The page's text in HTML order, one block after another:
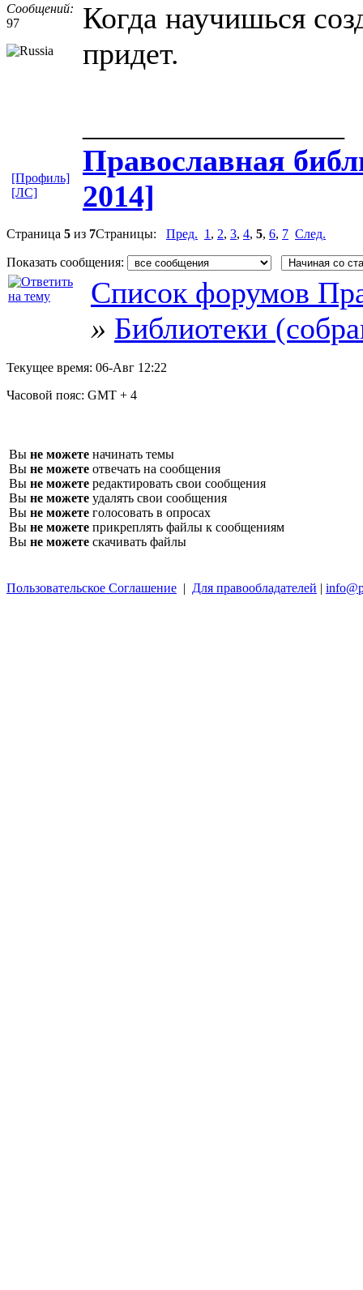
Сообщений:
97
Когда научишься
придет.
Православная​
2014]
[Профиль]
[ЛС]
Страница 5 из 7Страницы: Пред. 1 , 2, 3, 4, 5, 6, 7 След.
Показать сообщения:
Список форумов
» Библиотеки
Текущее время: 06-Авг 12:22
Часовой пояс: GMT + 4
Вы не можете начинать темы
Вы не можете отвечать на сообщения
Вы не можете редактировать свои сообщения
Вы не можете удалять свои сообщения
Вы не можете голосовать в опросах
Вы не можете прикреплять файлы к сообщениям
Вы не можете скачивать файлы
Пользовательское Соглашение | Для правообладателей |